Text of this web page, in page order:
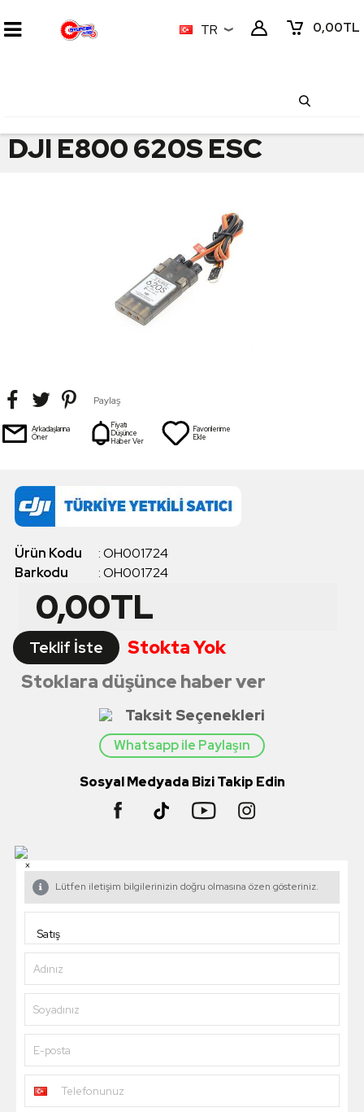
0,00TL
TR
DJI E800 620S ESC
Paylaş
Arkadaşlarına
Öner
Fiyatı
Düşünce
Haber Ver
Favorilerime
Ekle
Ürün Kodu :OH001724
Barkodu
:OH001724
0,00TL
Teklif İste
Stokta Yok
Stoklara düşünce haber ver
Taksit Seçenekleri
Whatsapp ile Paylaşın
Sosyal Medyada Bizi Takip Edin
×
Lütfen iletişim bilgilerinizin doğru olmasına özen gösteriniz.
Adınız
Soyadınız
E-posta
Telefonunuz